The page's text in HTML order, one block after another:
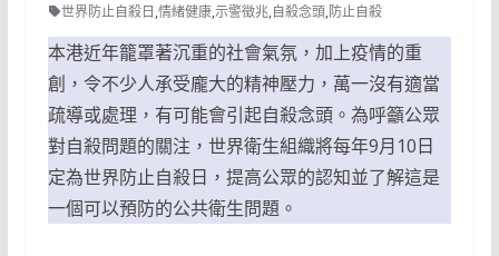
世界防止自殺日,情緒健康,示警徵兆,自殺念頭,防止自殺
本港近年籠罩著沉重的社會氣氛，加上疫情的重
創，令不少人承受龐大的精神壓力，萬一沒有適當
疏導或處理，有可能會引起自殺念頭。為呼籲公眾
對自殺問題的關注，世界衛生組織將每年9月10日
定為世界防止自殺日，提高公眾的認知並了解這是
一個可以預防的公共衛生問題。